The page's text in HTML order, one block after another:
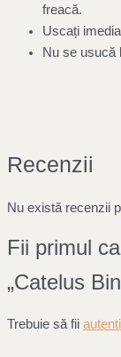
freacă.
Uscați
Nu se usucă
Recenzii
Nu există recenzii
Fii primul
„Catelus
Trebuie să fii